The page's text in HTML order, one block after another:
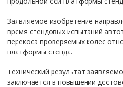
Заявляемое изобретение
время стендовых испытаний
перекоса проверяемых колес
платформы стенда.
Технический результат
заключается в повышении